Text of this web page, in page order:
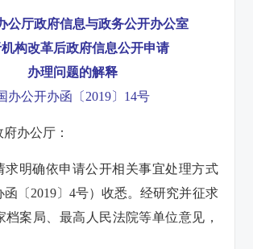
公厅政府信息与政务公开办公室
构改革后政府信息公开申请
办理问题的解释
办公开办函〔2019〕14号
办公厅：
求明确依申请公开相关事宜处理方式
函〔2019〕4号）收悉。经研究并征求
档案局、最高人民法院等单位意见，